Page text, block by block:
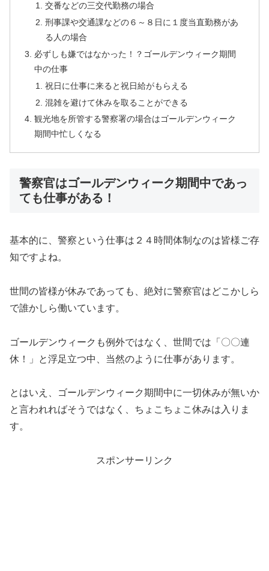
交番などの三交代勤務の場合
刑事課や交通課などの６～８日に１度当直勤務があ
る人の場合
必ずしも嫌ではなかった！？ゴールデンウィーク期間
中の仕事
祝日に仕事に来ると祝日給がもらえる
混雑を避けて休みを取ることができる
観光地を所管する警察署の場合はゴールデンウィーク
期間中忙しくなる
警察官はゴールデンウィーク期間中であっ
ても仕事がある！
基本的に、警察という仕事は２４時間体制なのは皆様ご存
知ですよね。
世間の皆様が休みであっても、絶対に警察官はどこかしら
で誰かしら働いています。
ゴールデンウィークも例外ではなく、世間では「〇〇連
休！」と浮足立つ中、当然のように仕事があります。
とはいえ、ゴールデンウィーク期間中に一切休みが無いか
と言われればそうではなく、ちょこちょこ休みは入りま
す。
スポンサーリンク